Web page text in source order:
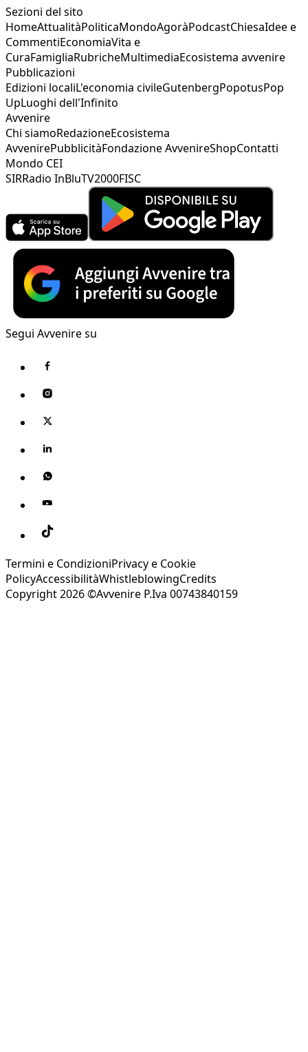
Sezioni del sito
HomeAttualitàPoliticaMondoAgoràPodcastChiesaIdee e
CommentiEconomiaVita e
CuraFamigliaRubricheMultimediaEcosistema avvenire
Pubblicazioni
Edizioni localiL'economia civileGutenbergPopotusPop
UpLuoghi dell'Infinito
Avvenire
Chi siamoRedazioneEcosistema
AvvenirePubblicitàFondazione AvvenireShopContatti
Mondo CEI
SIRRadio InBluTV2000FISC
Segui Avvenire su
Termini e CondizioniPrivacy e Cookie
PolicyAccessibilitàWhistleblowingCredits
Copyright 2026 ©Avvenire P.Iva 00743840159